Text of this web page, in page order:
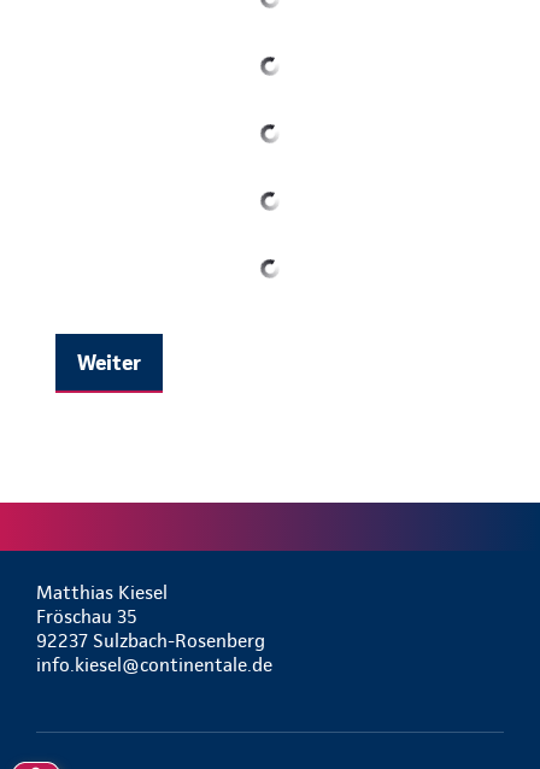
Weiter
Matthias Kiesel
Fröschau 35
92237 Sulzbach-Rosenberg
info.kiesel@continentale.de